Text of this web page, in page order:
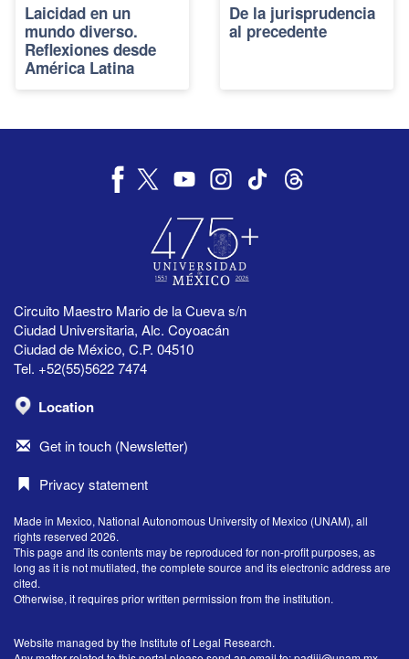
Laicidad en un
mundo diverso.
Reflexiones desde
América Latina
De la jurisprudencia
al precedente
Circuito Maestro Mario de la Cueva s/n
Ciudad Universitaria, Alc. Coyoacán
Ciudad de México, C.P. 04510
Tel. +52(55)5622 7474
Location
Get in touch (Newsletter)
Privacy statement
Made in Mexico, National Autonomous University of Mexico (UNAM), all
rights reserved 2026.
This page and its contents may be reproduced for non-profit purposes, as
long as it is not mutilated, the complete source and its electronic address are
cited.
Otherwise, it requires prior written permission from the institution.
Website managed by the Institute of Legal Research.